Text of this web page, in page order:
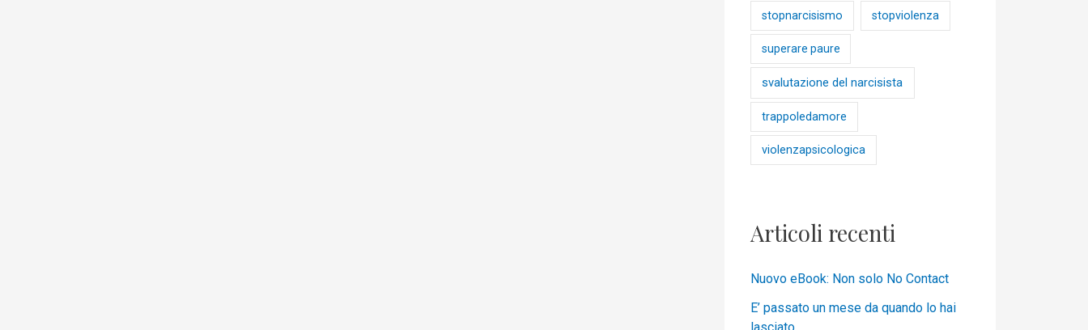
stopnarcisismo stopviolenza
superare paure
svalutazione del narcisista
trappoledamore
violenzapsicologica
Articoli recenti
Nuovo eBook: Non solo No Contact
E’ passato un mese da quando lo hai
lasciato